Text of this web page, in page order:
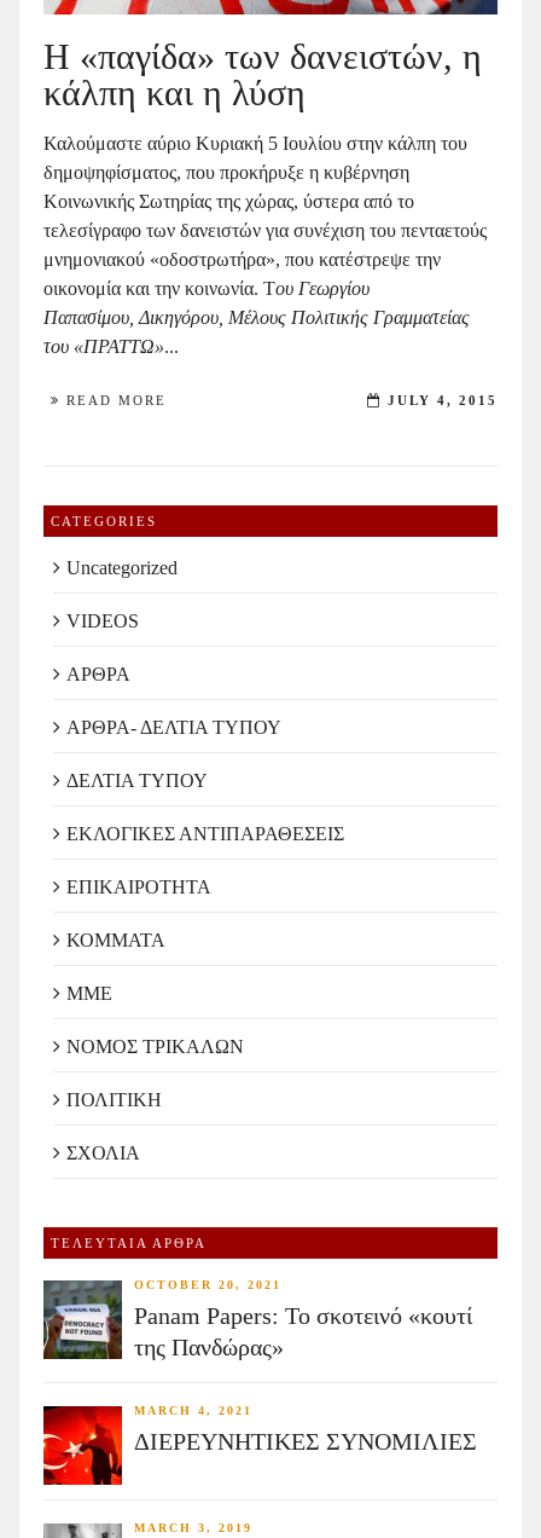
Η «παγίδα» των δανειστών, η
κάλπη και η λύση
Καλούμαστε αύριο Κυριακή 5 Ιουλίου στην κάλπη του
δημοψηφίσματος, που προκήρυξε η κυβέρνηση
Κοινωνικής Σωτηρίας της χώρας, ύστερα από το
τελεσίγραφο των δανειστών για συνέχιση του πενταετούς
μνημονιακού «οδοστρωτήρα», που κατέστρεψε την
οικονομία και την κοινωνία. Του Γεωργίου
Παπασίμου, Δικηγόρου, Μέλους Πολιτικής Γραμματείας
του «ΠΡΑΤΤΩ»...
READ MORE JULY 4, 2015
CATEGORIES
Uncategorized
VIDEOS
ΑΡΘΡΑ
ΑΡΘΡΑ- ΔΕΛΤΙΑ ΤΥΠΟΥ
ΔΕΛΤΙΑ ΤΥΠΟΥ
ΕΚΛΟΓΙΚΕΣ ΑΝΤΙΠΑΡΑΘΕΣΕΙΣ
ΕΠΙΚΑΙΡΟΤΗΤΑ
ΚΟΜΜΑΤΑ
ΜΜΕ
ΝΟΜΟΣ ΤΡΙΚΑΛΩΝ
ΠΟΛΙΤΙΚΗ
ΣΧΟΛΙΑ
ΤΕΛΕΥΤΑΙΑ ΑΡΘΡΑ
OCTOBER 20, 2021
Panam Papers: Το σκοτεινό «κουτί
της Πανδώρας»
MARCH 4, 2021
ΔΙΕΡΕΥΝΗΤΙΚΕΣ ΣΥΝΟΜΙΛΙΕΣ
MARCH 3, 2019